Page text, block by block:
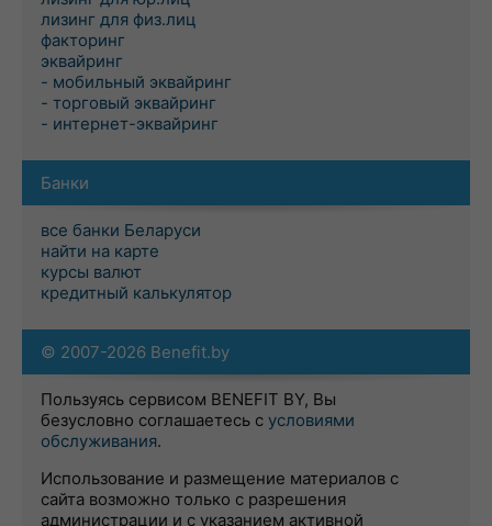
лизинг для физ.лиц
факторинг
эквайринг
- мобильный эквайринг
- торговый эквайринг
- интернет-эквайринг
Банки
все банки Беларуси
найти на карте
курсы валют
кредитный калькулятор
© 2007-2026 Benefit.by
Пользуясь сервисом BENEFIT BY, Вы
безусловно соглашаетесь с условиями
обслуживания.
Использование и размещение материалов с
сайта возможно только с разрешения
администрации и с указанием активной